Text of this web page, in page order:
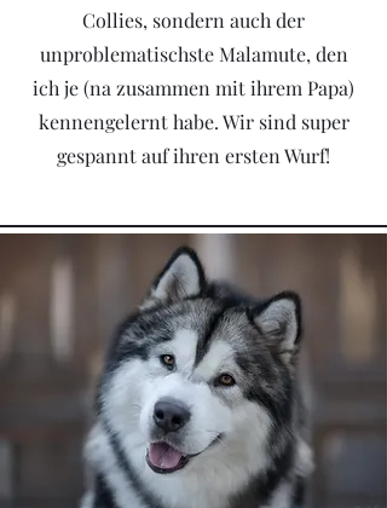
Collies, sondern auch der
unproblematischste Malamute, den
ich je (na zusammen mit ihrem Papa)
kennengelernt habe. Wir sind super
gespannt auf ihren ersten Wurf!